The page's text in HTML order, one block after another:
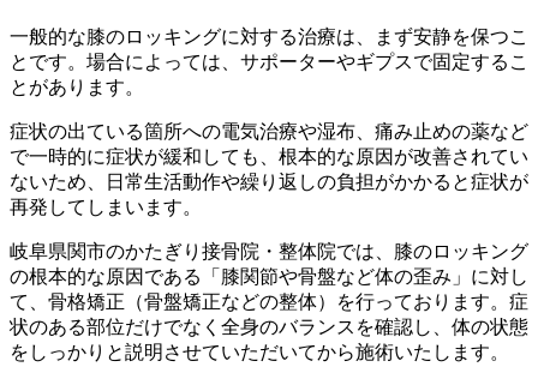
一般的な膝のロッキングに対する治療は、まず安静を保つこ
とです。場合によっては、サポーターやギプスで固定するこ
とがあります。
症状の出ている箇所への電気治療や湿布、痛み止めの薬など
で一時的に症状が緩和しても、根本的な原因が改善されてい
ないため、日常生活動作や繰り返しの負担がかかると症状が
再発してしまいます。
岐阜県関市のかたぎり接骨院・整体院では、膝のロッキング
の根本的な原因である「膝関節や骨盤など体の歪み」に対し
て、骨格矯正（骨盤矯正などの整体）を行っております。症
状のある部位だけでなく全身のバランスを確認し、体の状態
をしっかりと説明させていただいてから施術いたします。